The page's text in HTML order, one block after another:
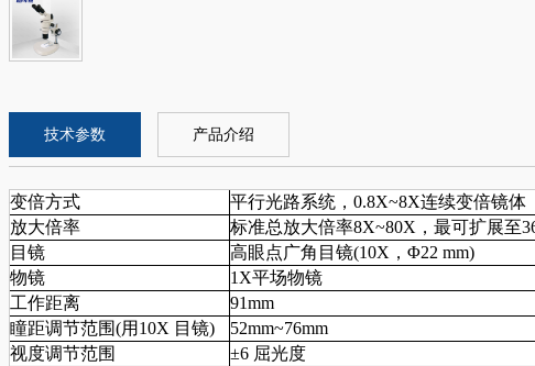
技术参数 产品介绍
变倍方式 平行光路系统， 0.8X~8X连续变倍镜体
放大倍率
标准总放大倍率8X~80X，最可扩展至
目镜
高眼点广角目镜(10X，Φ22 mm)
物镜
1X平场物镜
工作距离
91mm
瞳距调节范围(用10X 目镜)
52mm~76mm
视度调节范围
±6 屈光度